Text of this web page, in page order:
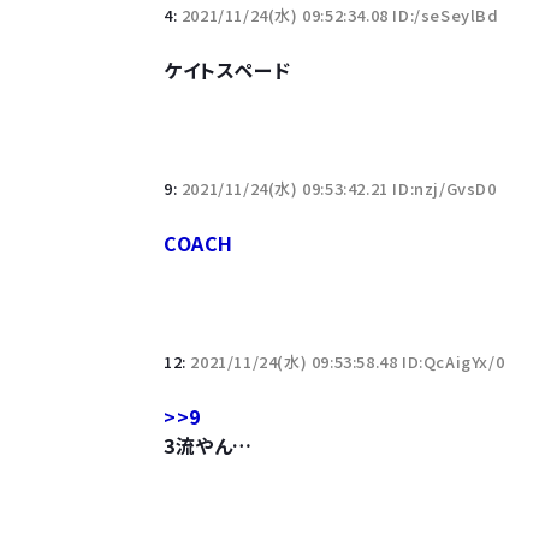
4: 2021/11/24(水) 09:52:34.08 ID:/seSeylBd
ケイトスペード
9: 2021/11/24(水) 09:53:42.21 ID:nzj/GvsD0
COACH
12: 2021/11/24(水) 09:53:58.48 ID:QcAigYx/0
>>9
3流やん…